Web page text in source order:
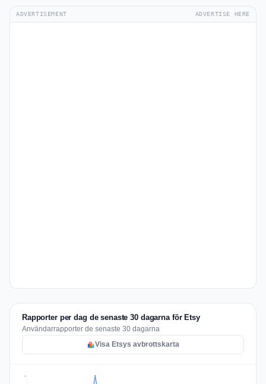
ADVERTISEMENT ADVERTISE HERE
Rapporter per dag de senaste 30 dagarna för Etsy
Användarrapporter de senaste 30 dagarna
Visa Etsys avbrottskarta
1